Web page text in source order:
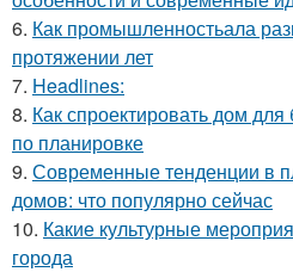
6. Как промышленностьала
протяжении лет
7. Headlines:
8. Как спроектировать дом
по планировке
9. Современные тенденции в
домов: что популярно сейчас
10. Какие культурные
города